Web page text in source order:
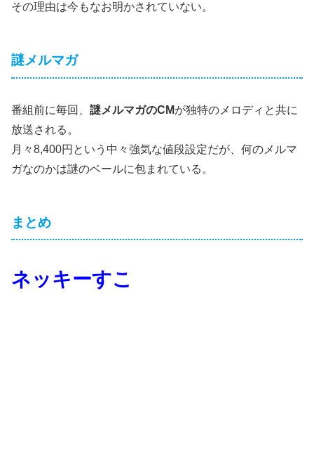
その理由は今もなお明かされていない。
謎メルマガ
番組前に毎回、 謎メルマガのCMが独特のメロディと共に
放送される。
月々8,400円という中々強気な値段設定だが、何のメルマ
ガなのかは謎のベールに包まれている。
まとめ
ネッキーすこ